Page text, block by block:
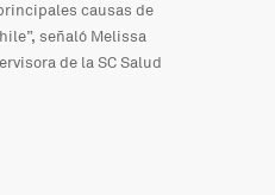
causas de
señaló Melissa
de la SC Salud